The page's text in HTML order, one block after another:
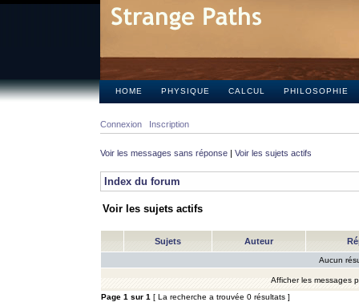
HOME PHYSIQUE CALCUL PHILOSOPHIE
Connexion Inscription
Voir les messages sans réponse | Voir les sujets actifs
Index du forum
Voir les sujets actifs
Sujets Auteur
Aucun
Afficher les messages
Page 1 sur 1 [ La recherche a trouvée 0 résultats ]